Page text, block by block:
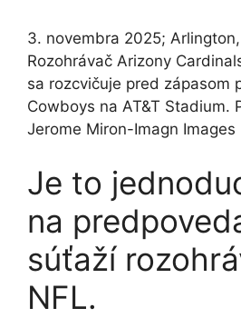
3. novembra 2025;
Rozohrávač Arizony
sa rozcvičuje pred zápasom
Cowboys na AT&T Stadium.
Jerome Miron-Imagn Images
Je to
na
súťaží
NFL.